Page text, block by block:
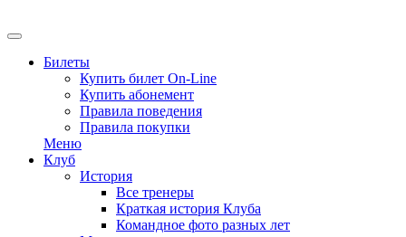
Билеты
Купить билет On-Line
Купить абонемент
Правила поведения
Правила покупки
Меню
Клуб
История
Все тренеры
Краткая история Клуба
Командное фото разных лет